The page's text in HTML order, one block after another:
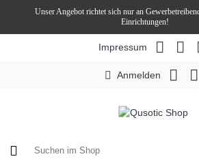
Unser Angebot richtet sich nur an
Einrichtungen!
Impressum
Anmelden